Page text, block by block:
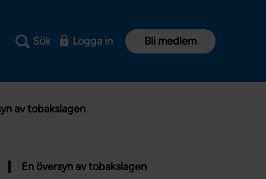
Sök Logga in Bli medlem
av tobakslagen
En översyn av tobakslagen